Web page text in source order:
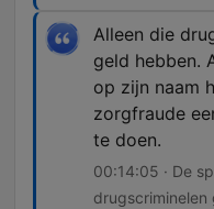
Alleen die
geld hebben.
op zijn naam
zorgfraude
te doen.
00:14:05 · De